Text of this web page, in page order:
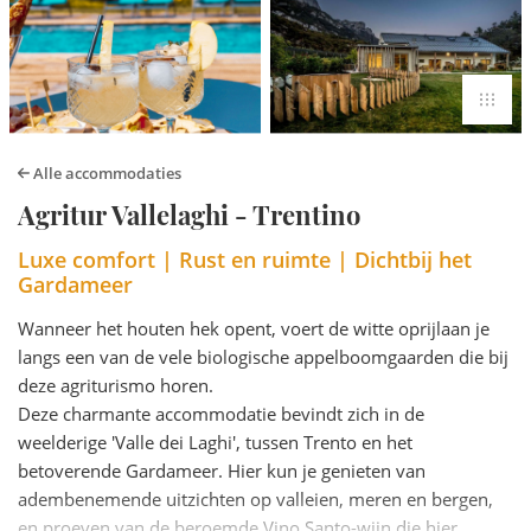
Alle accommodaties
Agritur Vallelaghi - Trentino
Luxe comfort | Rust en ruimte | Dichtbij het
Gardameer
Wanneer het houten hek opent, voert de witte oprijlaan je
langs een van de vele biologische appelboomgaarden die bij
deze agriturismo horen.
Deze charmante accommodatie bevindt zich in de
weelderige 'Valle dei Laghi', tussen Trento en het
betoverende Gardameer. Hier kun je genieten van
adembenemende uitzichten op valleien, meren en bergen,